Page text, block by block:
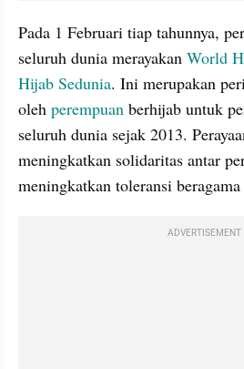
Pada 1 Februari tiap tahunnya,
seluruh dunia merayakan World
Hijab Sedunia. Ini merupakan
oleh perempuan berhijab untuk
seluruh dunia sejak 2013.
meningkatkan solidaritas antar
meningkatkan toleransi
ADVERTISEMENT